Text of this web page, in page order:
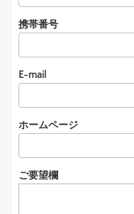
携帯番号
E-mail
ホームページ
ご要望欄